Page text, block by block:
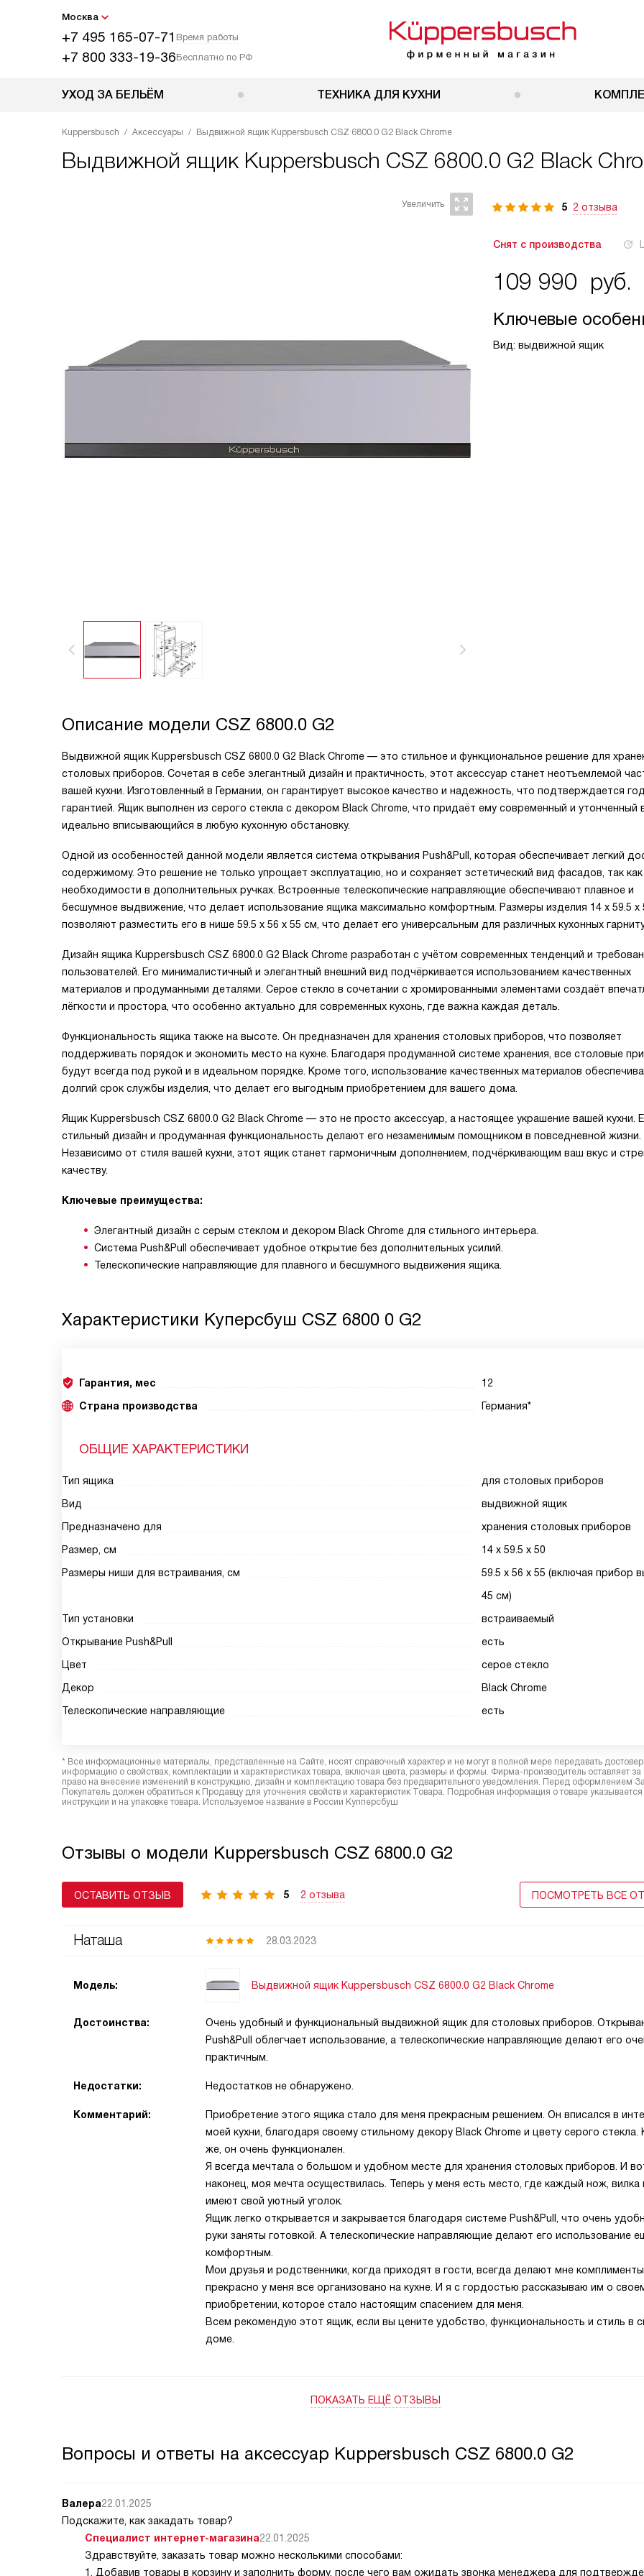
Москва
+7 495 165-07-71 Время работы
+7 800 333-19-36Бесплатно по РФ
УХОД ЗА БЕЛЬЁМ ТЕХНИКА ДЛЯ КУХНИ
Kuppersbusch Аксессуары Выдвижной ящик Kuppersbusch CSZ 6800.0 G2 Black Chrome
Выдвижной ящик Kuppersbusch CSZ 6800.0 G2 Black
5 2 отзыва
Снят с производства
109 990 руб.
Ключевые
Вид: выдвижной ящик
Описание модели CSZ 6800.0 G2
Выдвижной ящик Kuppersbusch CSZ 6800.0 G2 Black Chrome — это стильное и функциональное решение для
столовых приборов. Сочетая в себе элегантный дизайн и практичность, этот аксессуар станет неотъемлемой
вашей кухни. Изготовленный в Германии, он гарантирует высокое качество и надежность, что подтверждается
гарантией. Ящик выполнен из серого стекла с декором Black Chrome, что придаёт ему современный и утонченный
идеально вписывающийся в любую кухонную обстановку.
Одной из особенностей данной модели является система открывания Push&Pull, которая обеспечивает легкий
содержимому. Это решение не только упрощает эксплуатацию, но и сохраняет эстетический вид фасадов, так как
необходимости в дополнительных ручках. Встроенные телескопические направляющие обеспечивают плавное и
бесшумное выдвижение, что делает использование ящика максимально комфортным. Размеры изделия 14 x 59.5 x
позволяют разместить его в нише 59.5 x 56 x 55 см, что делает его универсальным для различных кухонных
Дизайн ящика Kuppersbusch CSZ 6800.0 G2 Black Chrome разработан с учётом современных тенденций и
пользователей. Его минималистичный и элегантный внешний вид подчёркивается использованием качественных
материалов и продуманными деталями. Серое стекло в сочетании с хромированными элементами создаёт
лёгкости и простора, что особенно актуально для современных кухонь, где важна каждая деталь.
Функциональность ящика также на высоте. Он предназначен для хранения столовых приборов, что позволяет
поддерживать порядок и экономить место на кухне. Благодаря продуманной системе хранения, все столовые
будут всегда под рукой и в идеальном порядке. Кроме того, использование качественных материалов
долгий срок службы изделия, что делает его выгодным приобретением для вашего дома.
Ящик Kuppersbusch CSZ 6800.0 G2 Black Chrome — это не просто аксессуар, а настоящее украшение вашей кухни.
стильный дизайн и продуманная функциональность делают его незаменимым помощником в повседневной жизни.
Независимо от стиля вашей кухни, этот ящик станет гармоничным дополнением, подчёркивающим ваш вкус и
качеству.
Ключевые преимущества:
Элегантный дизайн с серым стеклом и декором Black Chrome для стильного интерьера.
Система Push&Pull обеспечивает удобное открытие без дополнительных усилий.
Телескопические направляющие для плавного и бесшумного выдвижения ящика.
Характеристики Куперсбуш CSZ 6800 0 G2
Гарантия, мес
12
Страна производства
Германия*
ОБЩИЕ ХАРАКТЕРИСТИКИ
Тип ящика
для столовых приборов
Вид
выдвижной ящик
Предназначено для
хранения столовых приборов
Размер, см
14 x 59.5 x 50
Размеры ниши для встраивания, см
59.5 x 56 x 55 (включая прибор
45 см)
Тип установки
встраиваемый
Открывание Push&Pull
есть
Цвет
серое стекло
Декор
Black Chrome
Телескопические направляющие
есть
* Все информационные материалы, представленные на Сайте, носят справочный характер и не могут в полной мере передавать
информацию о свойствах, комплектации и характеристиках товара, включая цвета, размеры и формы. Фирма-производитель оставляет за
право на внесение изменений в конструкцию, дизайн и комплектацию товара без предварительного уведомления. Перед оформлением
Покупатель должен обратиться к Продавцу для уточнения свойств и характеристик Товара. Подробная информация о товаре указывается
инструкции и на упаковке товара. Используемое название в России Купперсбуш
Отзывы о модели Kuppersbusch CSZ 6800.0 G2
5 2 отзыва
ОСТАВИТЬ ОТЗЫВ ПОСМОТРЕТЬ ВСЕ
Наташа 28.03.2023
Модель: Выдвижной ящик Kuppersbusch CSZ 6800.0 G2 Black Chrome
Достоинства:
Очень удобный и функциональный выдвижной ящик для столовых приборов.
Push&Pull облегчает использование, а телескопические направляющие делают его
практичным.
Недостатки: Недостатков не обнаружено.
Комментарий:
Приобретение этого ящика стало для меня прекрасным решением. Он вписался в
моей кухни, благодаря своему стильному декору Black Chrome и цвету серого стекла.
же, он очень функционален.
Я всегда мечтала о большом и удобном месте для хранения столовых приборов. И
наконец, моя мечта осуществилась. Теперь у меня есть место, где каждый нож, вилка
имеют свой уютный уголок.
Ящик легко открывается и закрывается благодаря системе Push&Pull, что очень
руки заняты готовкой. А телескопические направляющие делают его использование
комфортным.
Мои друзья и родственники, когда приходят в гости, всегда делают мне
прекрасно у меня все организовано на кухне. И я с гордостью рассказываю им о
приобретении, которое стало настоящим спасением для меня.
Всем рекомендую этот ящик, если вы цените удобство, функциональность и стиль в
доме.
ПОКАЗАТЬ ЕЩЁ ОТЗЫВЫ
Вопросы и ответы на аксессуар Kuppersbusch CSZ 6800.0 G2
Валера22.01.2025
Подскажите, как закадать товар?
Специалист интернет-магазина22.01.2025
Здравствуйте, заказать товар можно несколькими способами:
1. Добавив товары в корзину и заполнить форму, после чего вам ожидать звонка менеджера для